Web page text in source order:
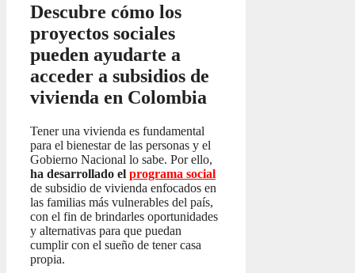
Descubre cómo los
proyectos sociales
pueden ayudarte a
acceder a subsidios de
vivienda en Colombia
Tener una vivienda es fundamental
para el bienestar de las personas y el
Gobierno Nacional lo sabe. Por ello,
ha desarrollado el programa social
de subsidio de vivienda enfocados en
las familias más vulnerables del país,
con el fin de brindarles oportunidades
y alternativas para que puedan
cumplir con el sueño de tener casa
propia.